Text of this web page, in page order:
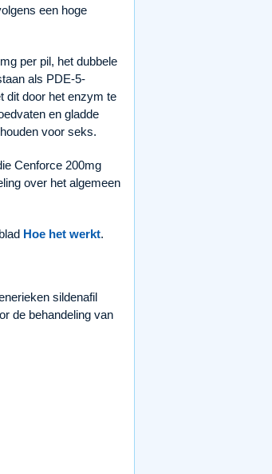
een hoge
per pil, het dubbele
als PDE-5-
dit door het enzym te
en gladde
voor seks.
Cenforce 200mg
over het algemeen
Hoe het werkt.
sildenafil
de behandeling van